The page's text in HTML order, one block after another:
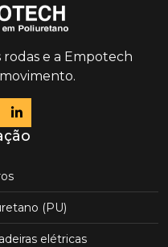
rodas e a Empotech
(PU)
elétricas